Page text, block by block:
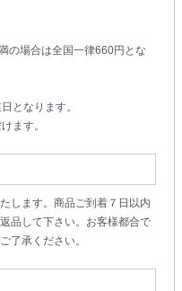
の場合は全国一律660円とな
となります。
ます。
します。商品ご到着７日以内
品して下さい。お客様都合で
了承ください。